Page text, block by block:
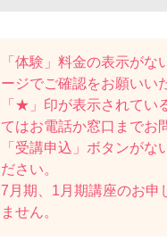
「体験」料金の表示が
ージでご確認をお願いい
「★」印が表示されてい
てはお電話か窓口までお
「受講申込」ボタンが
ださい。
7月期、1月期講座のお申
ません。